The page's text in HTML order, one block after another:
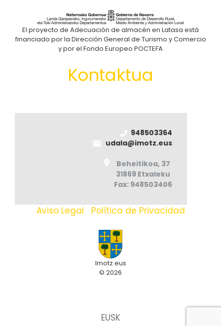
El proyecto de Adecuación de almacén en Latasa está
financiado por la Dirección General de Turismo y Comercio
y por el Fondo Europeo POCTEFA
Kontaktua
948503364
udala@imotz.eus
Beheitikoa, 37
31869 Etxaleku
Fax: 948503406
Aviso Legal Política de Privacidad
Imotz.eus
© 2026
EUSK